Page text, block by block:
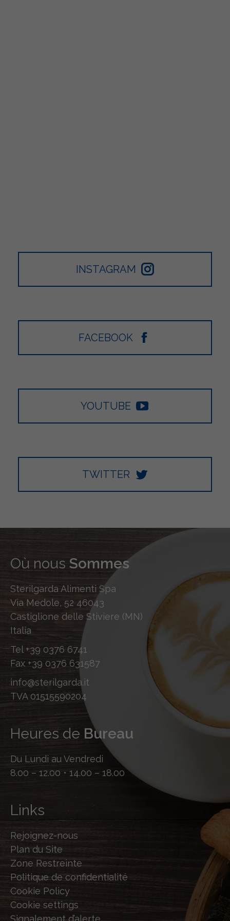
INSTAGRAM
FACEBOOK
YOUTUBE
TWITTER
Où nous Sommes
Sterilgarda Alimenti Spa
Via Medole, 52 46043
Castiglione delle Stiviere (MN)
Italia
Tel +39 0376 6741
Fax +39 0376 631587
info@sterilgarda.it
TVA 01515590204
Heures de Bureau
Du Lundi au Vendredi
8.00 – 12.00 • 14.00 – 18.00
Links
Rejoignez-nous
Plan du Site
Zone Restreinte
Politique de confidentialité
Cookie Policy
Cookie settings
Signalement d’alerte